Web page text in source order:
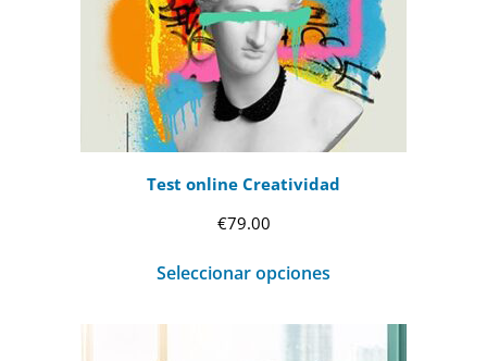
€99.00
Test online Creatividad
€79.00
Seleccionar opciones